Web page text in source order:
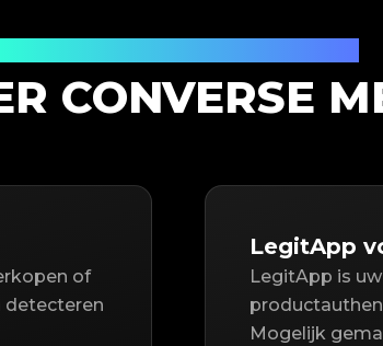
CONVERSE
of
detecteren
LegitApp
LegitApp is
Mogelijk